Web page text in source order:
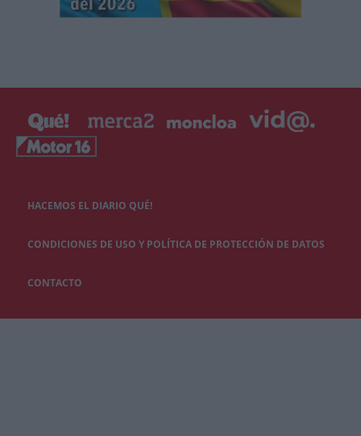
HACEMOS EL DIARIO QUÉ!
CONDICIONES DE USO Y POLÍTICA DE PROTECCIÓN DE DATOS
CONTACTO